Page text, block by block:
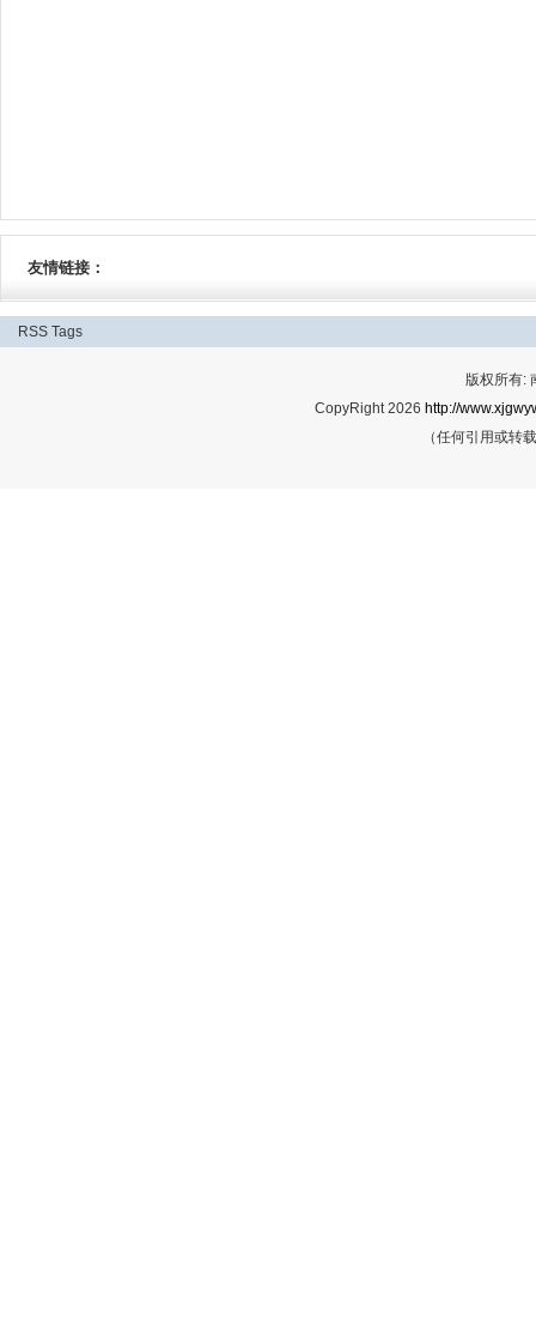
友情链接：
RSS Tags
版权所有:
CopyRight 2026 http://
（任何引用或转